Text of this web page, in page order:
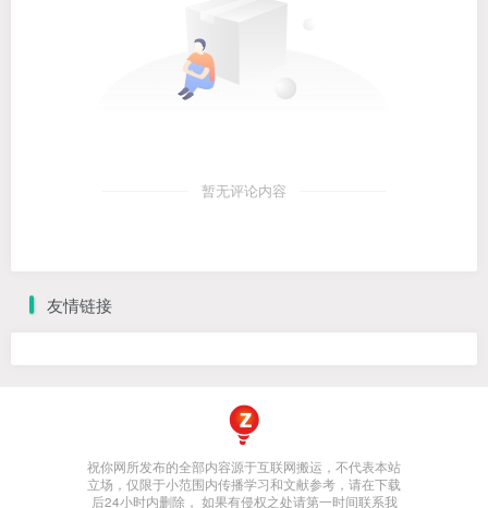
暂无评论内容
友情链接
祝你网所发布的全部内容源于互联网搬运，不代表本站
立场，仅限于小范围内传播学习和文献参考，请在下载
后24小时内删除， 如果有侵权之处请第一时间联系我